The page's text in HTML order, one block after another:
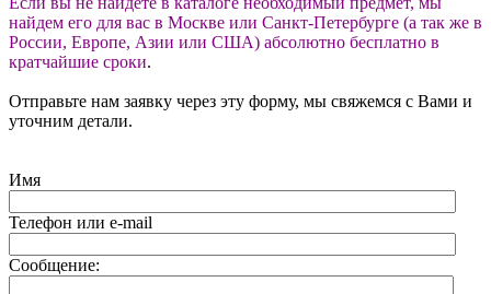
найдем его для вас в Москве или Санкт-Петербурге (а так же в
России, Европе, Азии или США) абсолютно бесплатно в
кратчайшие сроки.
Отправьте нам заявку через эту форму, мы свяжемся с Вами и
уточним детали.
Имя
Телефон или e-mail
Сообщение: